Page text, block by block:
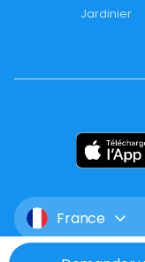
Jardinier
France